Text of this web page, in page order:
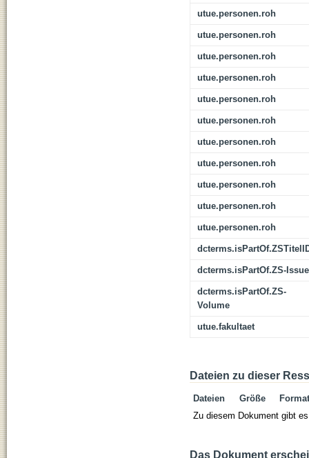
utue.personen.roh
utue.personen.roh
utue.personen.roh
utue.personen.roh
utue.personen.roh
utue.personen.roh
utue.personen.roh
utue.personen.roh
utue.personen.roh
utue.personen.roh
utue.personen.roh
dcterms.isPartOf.ZS-Issue
dcterms.isPartOf.ZS-
Volume
utue.fakultaet
Dateien zu dieser
Dateien Größe
Format
Zu diesem Dokument gibt
Das Dokument